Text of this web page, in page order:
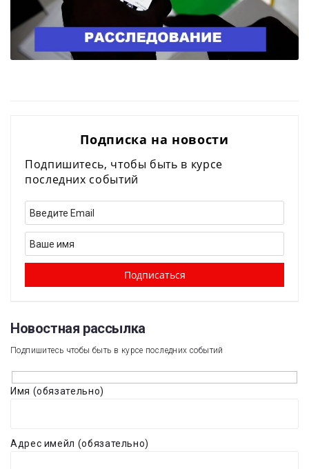
Подписка на новости
Подпишитесь, чтобы быть в курсе
последних событий
Новостная рассылка​
Подпишитесь чтобы быть в курсе последних событий
Имя (обязательно)
Адрес имейл (обязательно)